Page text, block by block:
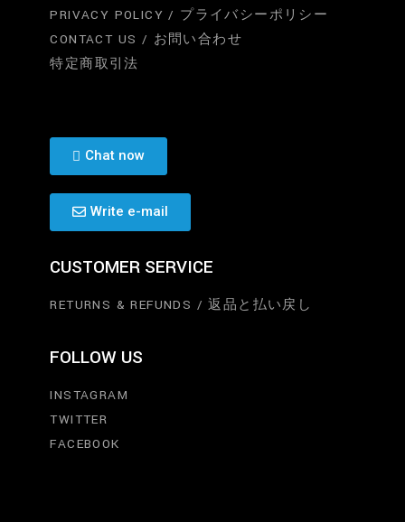
PRIVACY POLICY / プライバシーポリシー
CONTACT US / お問い合わせ
特定商取引法
Chat now
Write e-mail
CUSTOMER SERVICE
RETURNS & REFUNDS / 返品と払い戻し
FOLLOW US
INSTAGRAM
TWITTER
FACEBOOK